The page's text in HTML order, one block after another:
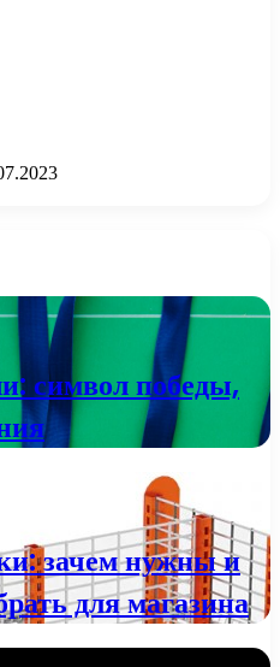
символ победы,
зачем нужны и
для магазина